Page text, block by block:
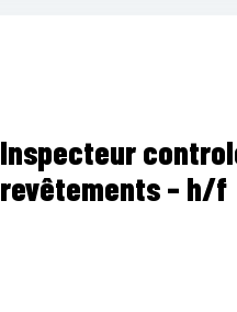
Inspecteur
revêtements – h/f